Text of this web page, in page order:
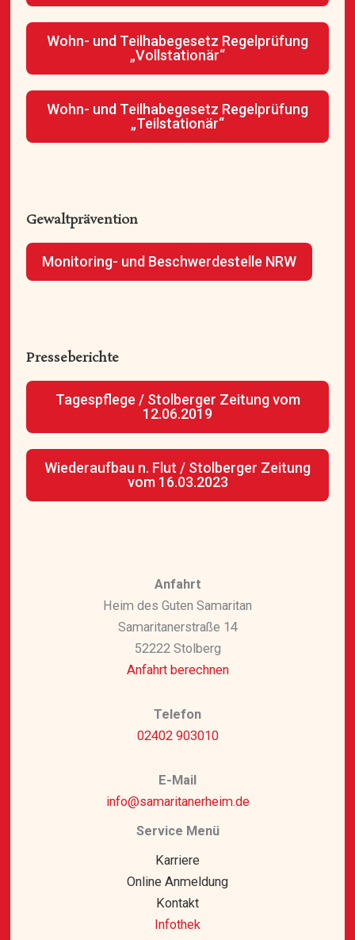
Wohn- und Teilhabegesetz Regelprüfung
„Vollstationär“
Wohn- und Teilhabegesetz Regelprüfung
„Teilstationär“
Gewaltprävention
Monitoring- und Beschwerdestelle NRW
Presseberichte
Tagespflege / Stolberger Zeitung vom
12.06.2019
Wiederaufbau n. Flut / Stolberger Zeitung
vom 16.03.2023
Anfahrt
Heim des Guten Samaritan
Samaritanerstraße 14
52222 Stolberg
Anfahrt berechnen
Telefon
02402 903010
E-Mail
info@samaritanerheim.de
Service Menü
Karriere
Online Anmeldung
Kontakt
Infothek